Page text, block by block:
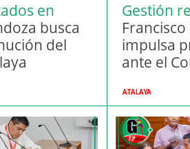
en
busca
del
Gestión
impulsa
ante el
ATALAYA